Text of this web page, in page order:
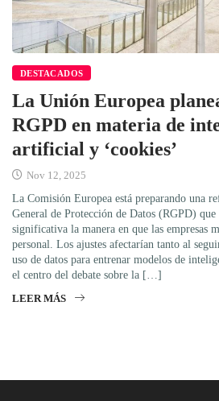
DESTACADOS
La Unión Europea
RGPD en materia de
artificial y ‘cookies’
Nov 12, 2025
La Comisión Europea está preparando una
General de Protección de Datos (RGPD)
significativa la manera en que las empresas
personal. Los ajustes afectarían tanto al
uso de datos para entrenar modelos de
el centro del debate sobre la […]
LEER MÁS